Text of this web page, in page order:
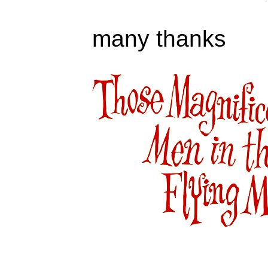
many thanks